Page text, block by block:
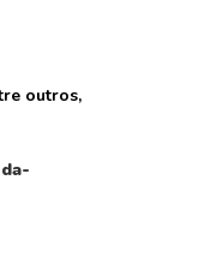
outros,